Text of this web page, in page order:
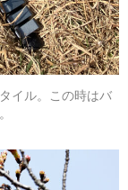
イル。この時はバ